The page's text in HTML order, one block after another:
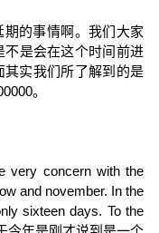
的事情啊。我们大家
不是会在这个时间前进
实我们所了解到的是
。
concern with the
and november. In the
sixteen days. To the